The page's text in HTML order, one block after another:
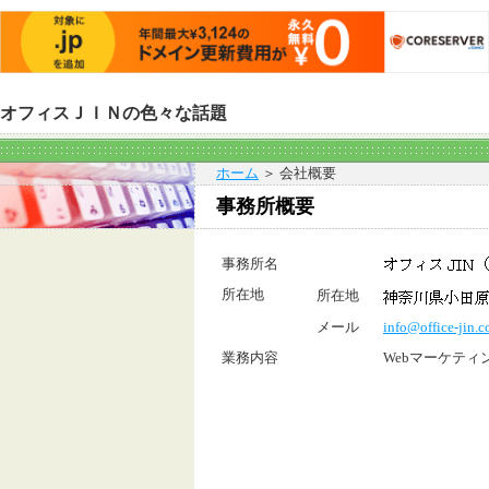
オフィスＪＩＮの色々な話題
ホーム ＞ 会社概要
事務所概要
事務所名
所在地
所在地
メール
info@office-
業務内容
Webマーケティ